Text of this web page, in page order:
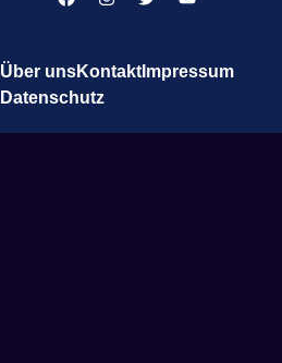
Über unsKontaktImpressum
Datenschutz